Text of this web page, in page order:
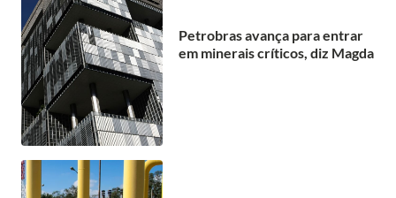
Petrobras avança para entrar
em minerais críticos, diz Magda